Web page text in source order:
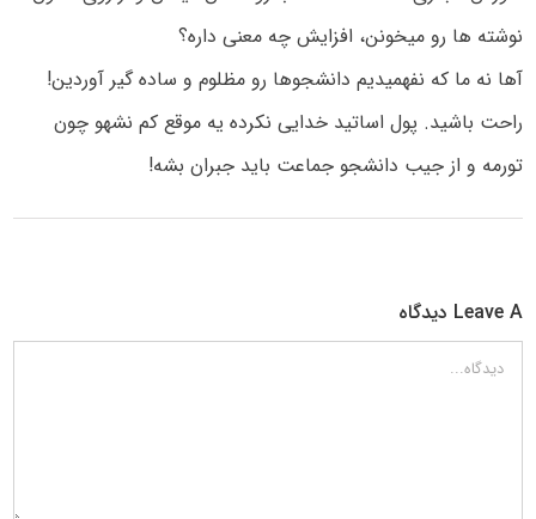
نوشته ها رو میخونن، افزایش چه معنی داره؟
آها نه ما که نفهمیدیم دانشجوها رو مظلوم و ساده گیر آوردین!
راحت باشید. پول اساتید خدایی نکرده یه موقع کم نشهو چون
تورمه و از جیب دانشجو جماعت باید جبران بشه!
Leave A دیدگاه
دیدگاه